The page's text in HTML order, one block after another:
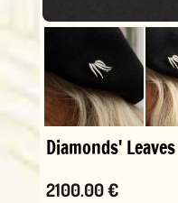
Diamonds' Leaves
2100.00 €